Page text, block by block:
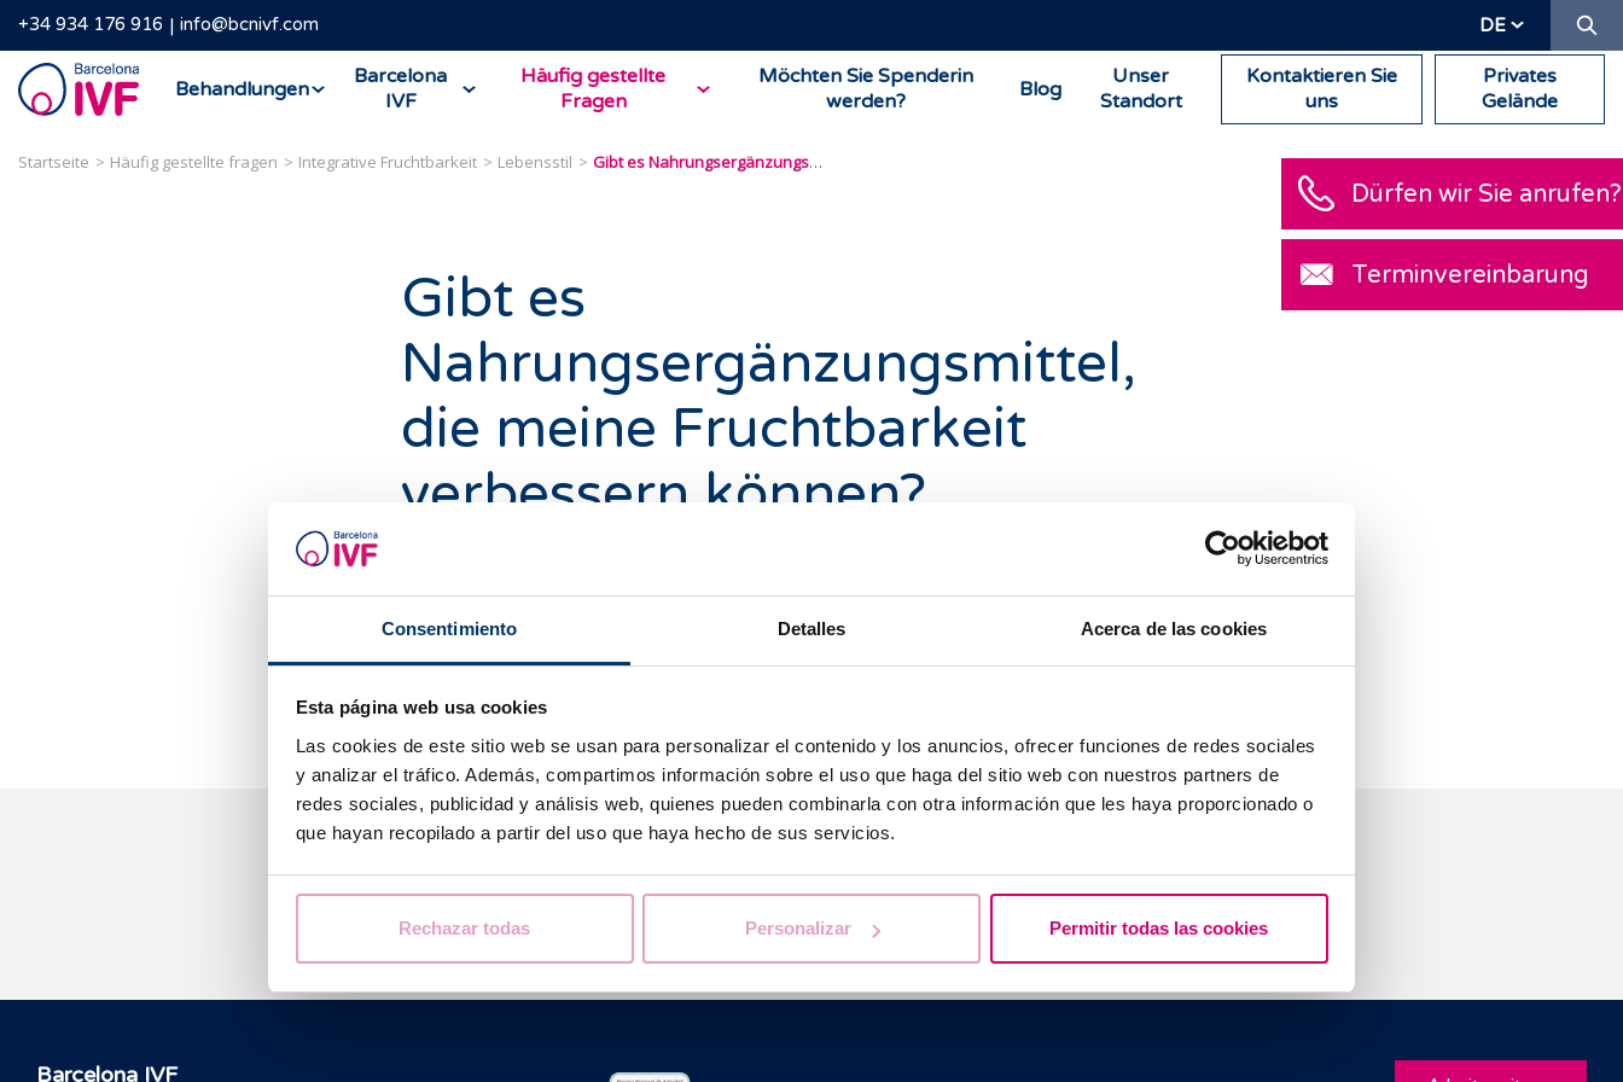
Consentimiento Detalles Acerca de las cookies
Esta página web usa cookies
Las cookies de este sitio web se usan para personalizar el contenido y los anuncios, ofrecer funciones de redes sociales
y analizar el tráfico. Además, compartimos información sobre el uso que haga del sitio web con nuestros partners de
redes sociales, publicidad y análisis web, quienes pueden combinarla con otra información que les haya proporcionado o
que hayan recopilado a partir del uso que haya hecho de sus servicios.
Rechazar todas Personalizar Permitir todas las cookies
+34 934 176 916 info@bcnivf.com DE
Barcelona
IVF
Behandlungen
Barcelona
IVF
Häufig gestellte
Fragen
Möchten Sie Spenderin
werden?
Blog
Unser
Standort
Kontaktieren Sie
uns
Privates
Gelände
Startseite Häufig gestellte fragen Integrative Fruchtbarkeit Lebensstil Gibt es Nahrungsergänzungsmittel, die meine Fruchtbarkeit verbessern können?
Gibt es
Nahrungsergänzungsmittel,
die meine Fruchtbarkeit
verbessern können?
Die meisten Experten empfehlen, dass jede Frau mindestens einen bis drei Monate vor
Beginn der Schwangerschaft mit der Einnahme von Folsäure beginnt. Darüber hinaus
Wir beantworten Ihre Fragen
Dürfen wir Sie anrufen?
Terminvereinbarung
Barcelona IVF